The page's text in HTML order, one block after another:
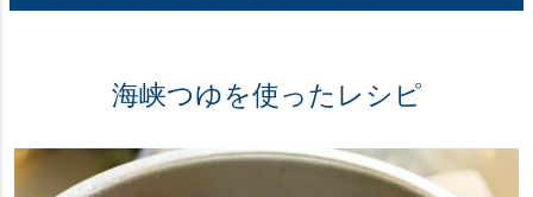
海峡つゆを使ったレシピ